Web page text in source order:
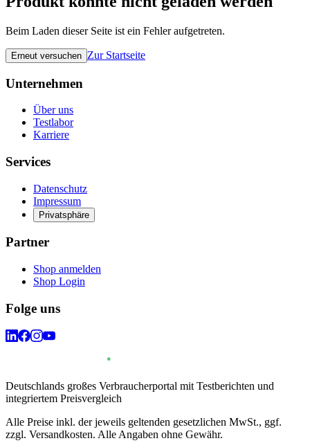
Beim Laden dieser Seite ist ein Fehler aufgetreten.
Erneut versuchen Zur Startseite
Unternehmen
Über uns
Testlabor
Karriere
Services
Datenschutz
Impressum
Privatsphäre
Partner
Shop anmelden
Shop Login
Folge uns
Deutschlands großes Verbraucherportal mit Testberichten und
integriertem Preisvergleich
Alle Preise inkl. der jeweils geltenden gesetzlichen MwSt., ggf.
zzgl. Versandkosten. Alle Angaben ohne Gewähr.